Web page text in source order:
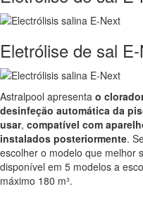
Eletrólise de sal
Astralpool apresenta o
desinfeção automática da
usar, compatível com
instalados posteriormente.
escolher o modelo que melhor
disponível em 5 modelos a
máximo 180 m³.